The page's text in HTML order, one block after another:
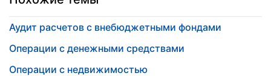
Аудит расчетов с внебюджетными фондами
Операции с денежными средствами
Операции с недвижимостью